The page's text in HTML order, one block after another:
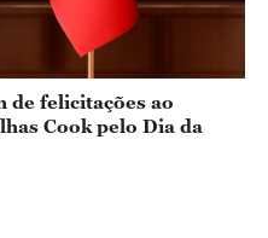
de felicitações ao
Cook pelo Dia da